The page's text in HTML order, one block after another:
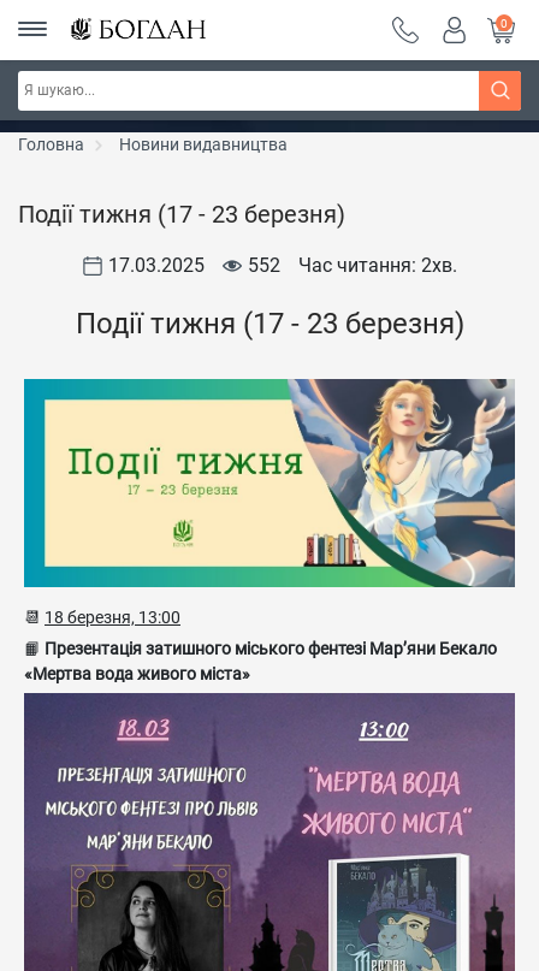
Серія "Чейзіана" ~ знижка 20%
0
Головна Новини видавництва
Події тижня (17 - 23 березня)
17.03.2025 552 Час читання: 2хв.
Події тижня (17 - 23 березня)
📆 18 березня, 13:00
📙 Презентація затишного міського фентезі Мар’яни Бекало
«Мертва вода живого міста»